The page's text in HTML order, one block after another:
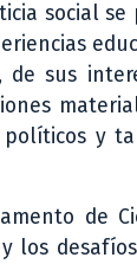
social se
de sus
y
de
los